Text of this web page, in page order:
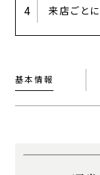
4 来店ごとに
基本情報